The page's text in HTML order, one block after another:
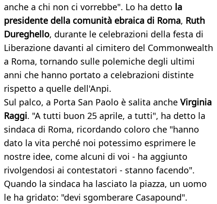
anche a chi non ci vorrebbe". Lo ha detto la
presidente della comunità ebraica di Roma, Ruth
Dureghello, durante le celebrazioni della festa di
Liberazione davanti al cimitero del Commonwealth
a Roma, tornando sulle polemiche degli ultimi
anni che hanno portato a celebrazioni distinte
rispetto a quelle dell'Anpi.
Sul palco, a Porta San Paolo è salita anche Virginia
Raggi. "A tutti buon 25 aprile, a tutti", ha detto la
sindaca di Roma, ricordando coloro che "hanno
dato la vita perché noi potessimo esprimere le
nostre idee, come alcuni di voi - ha aggiunto
rivolgendosi ai contestatori - stanno facendo".
Quando la sindaca ha lasciato la piazza, un uomo
le ha gridato: "devi sgomberare Casapound".